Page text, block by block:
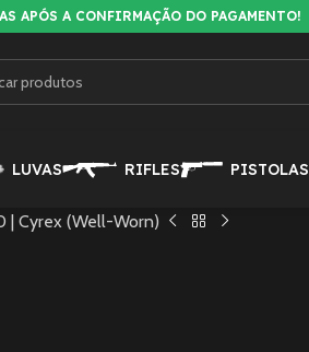
APÓS A CONFIRMAÇÃO DO PAGAMENTO!
LUVAS RIFLES PISTOLAS
| Cyrex (Well-Worn)